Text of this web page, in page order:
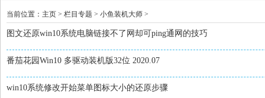
当前位置： 主页 > 栏目专题 > 小鱼装机大师 >
图文还原win10系统电脑链接不了网却可ping通网的技巧
番茄花园Win10 多驱动装机版32位 2020.07
win10系统修改开始菜单图标大小的还原步骤